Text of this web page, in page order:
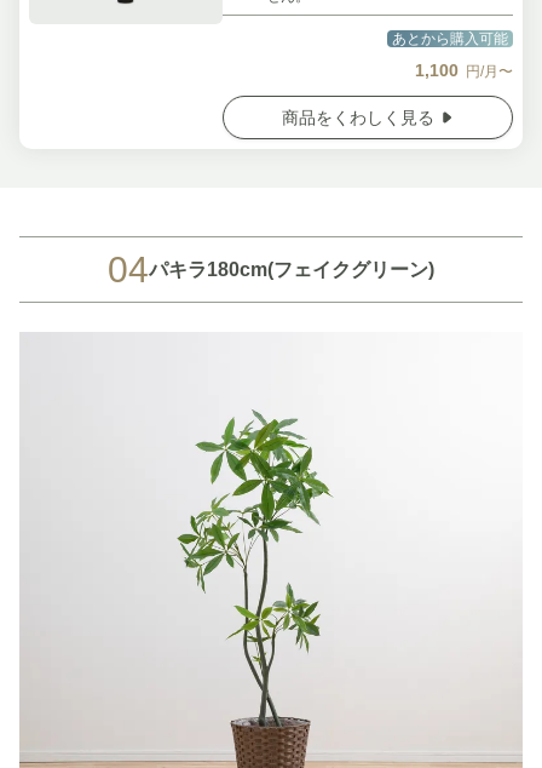
あとから購入可能
1,100 円/月〜
商品をくわしく見る
04パキラ180cm(フェイクグリーン)